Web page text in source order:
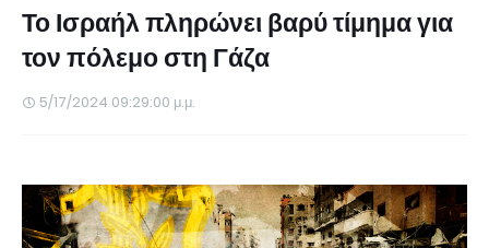
Το Ισραήλ πληρώνει βαρύ τίμημα για
τον πόλεμο στη Γάζα
5/17/2024 09:29:00 μ.μ.